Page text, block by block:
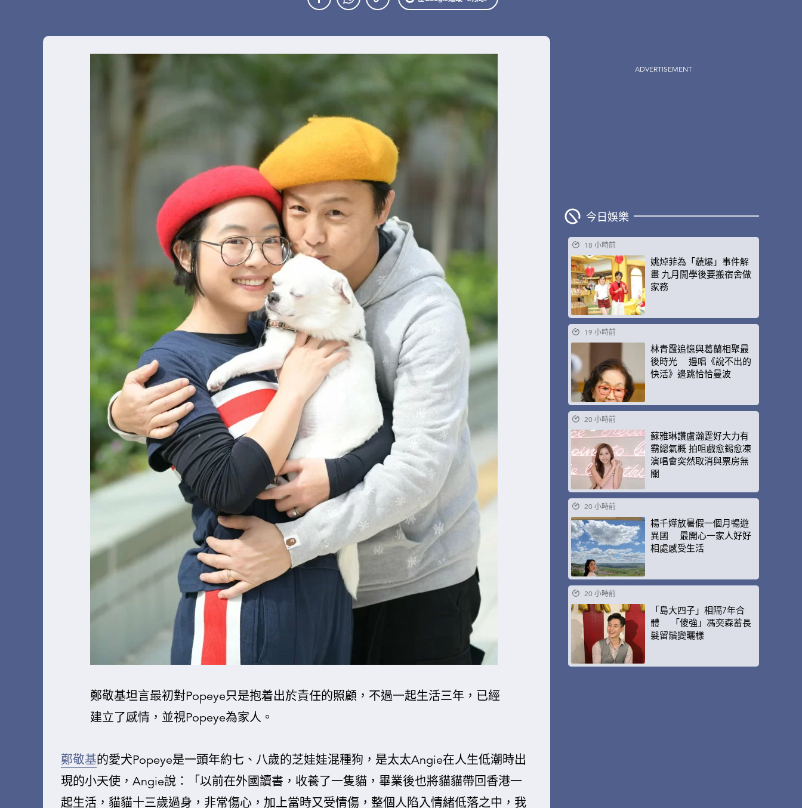
鄭敬基坦言最初對Popeye只是抱着出於責任的照顧，不過一起生活三年，已經
建立了感情，並視Popeye為家人。
鄭敬基的愛犬Popeye是一頭年約七、八歲的芝娃娃混種狗，是太太Angie在人生低潮時出
現的小天使，Angie說：「以前在外國讀書，收養了一隻貓，畢業後也將貓貓帶回香港一
起生活，貓貓十三歲過身，非常傷心，加上當時又受情傷，整個人陷入情緒低落之中，我
ADVERTISEMENT
今日娛樂
18 小時前
姚焯菲為「藐爆」事件解
畫 九月開學後要搬宿舍做
家務
19 小時前
林青霞追憶與葛蘭相聚最
後時光 邊唱《說不出的
快活》邊跳恰恰曼波
20 小時前
蘇雅琳讚盧瀚霆好大力有
霸總氣概 拍咀戲愈錫愈凍
演唱會突然取消與票房無
關
20 小時前
楊千嬅放暑假一個月暢遊
異國 最開心一家人好好
相處感受生活
20 小時前
「島大四子」相隔7年合
體 「傻強」馮奕森蓄長
髮留鬚變曬樣